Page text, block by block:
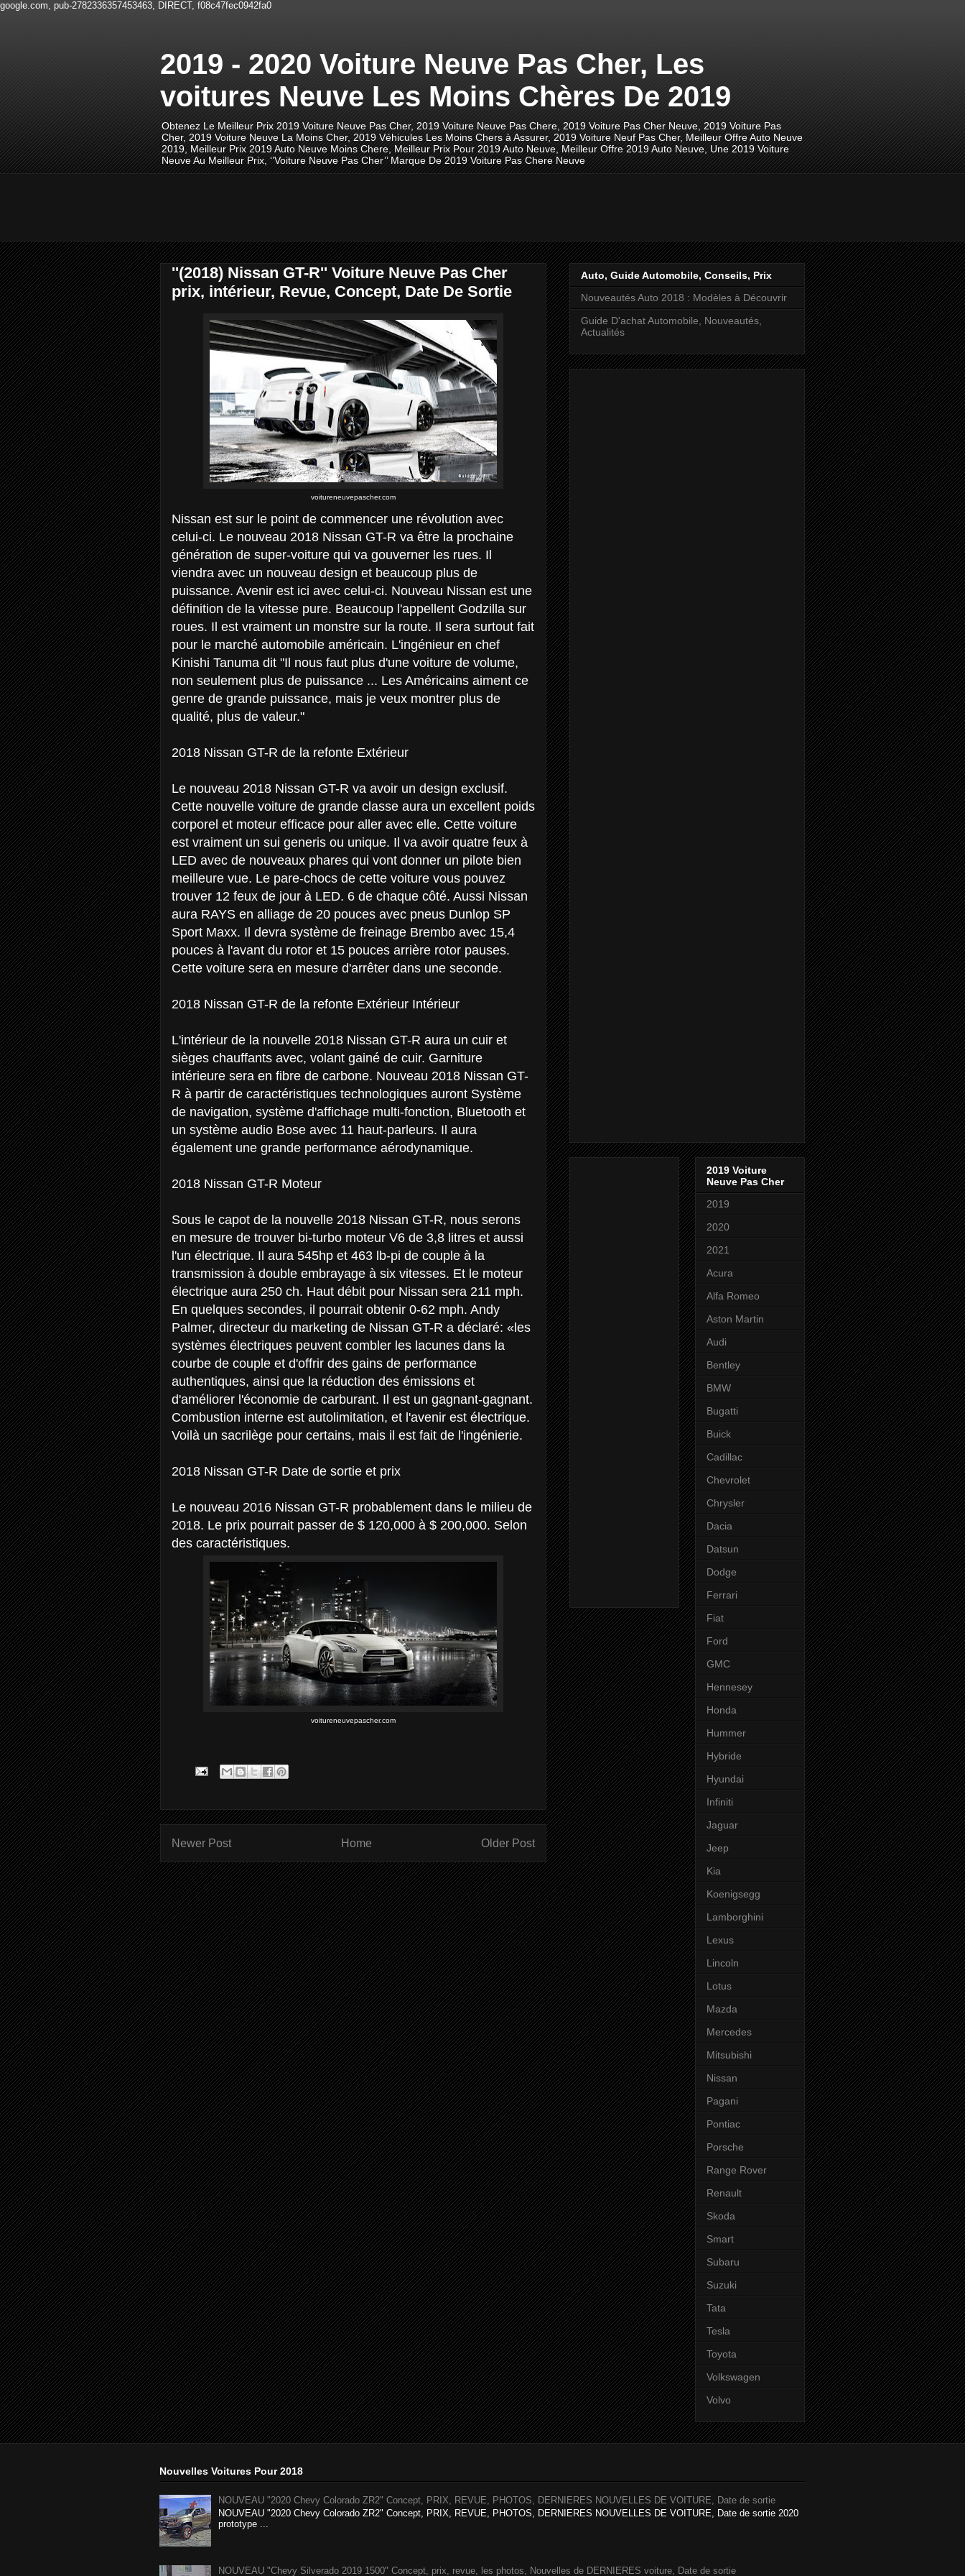
google.com, pub-2782336357453463, DIRECT, f08c47fec0942fa0
2019 - 2020 Voiture Neuve Pas Cher, Les
voitures Neuve Les Moins Chères De 2019
Obtenez Le Meilleur Prix 2019 Voiture Neuve Pas Cher, 2019 Voiture Neuve Pas Chere, 2019 Voiture Pas Cher Neuve, 2019 Voiture Pas
Cher, 2019 Voiture Neuve La Moins Cher, 2019 Véhicules Les Moins Chers à Assurer, 2019 Voiture Neuf Pas Cher, Meilleur Offre Auto Neuve
2019, Meilleur Prix 2019 Auto Neuve Moins Chere, Meilleur Prix Pour 2019 Auto Neuve, Meilleur Offre 2019 Auto Neuve, Une 2019 Voiture
Neuve Au Meilleur Prix, ‘’Voiture Neuve Pas Cher’’ Marque De 2019 Voiture Pas Chere Neuve
''(2018) Nissan GT-R'' Voiture Neuve Pas Cher
prix, intérieur, Revue, Concept, Date De Sortie
voitureneuvepascher.com
Nissan est sur le point de commencer une révolution avec
celui-ci. Le nouveau 2018 Nissan GT-R va être la prochaine
génération de super-voiture qui va gouverner les rues. Il
viendra avec un nouveau design et beaucoup plus de
puissance. Avenir est ici avec celui-ci. Nouveau Nissan est une
définition de la vitesse pure. Beaucoup l'appellent Godzilla sur
roues. Il est vraiment un monstre sur la route. Il sera surtout fait
pour le marché automobile américain. L'ingénieur en chef
Kinishi Tanuma dit "Il nous faut plus d'une voiture de volume,
non seulement plus de puissance ... Les Américains aiment ce
genre de grande puissance, mais je veux montrer plus de
qualité, plus de valeur."
2018 Nissan GT-R de la refonte Extérieur
Le nouveau 2018 Nissan GT-R va avoir un design exclusif.
Cette nouvelle voiture de grande classe aura un excellent poids
corporel et moteur efficace pour aller avec elle. Cette voiture
est vraiment un sui generis ou unique. Il va avoir quatre feux à
LED avec de nouveaux phares qui vont donner un pilote bien
meilleure vue. Le pare-chocs de cette voiture vous pouvez
trouver 12 feux de jour à LED. 6 de chaque côté. Aussi Nissan
aura RAYS en alliage de 20 pouces avec pneus Dunlop SP
Sport Maxx. Il devra système de freinage Brembo avec 15,4
pouces à l'avant du rotor et 15 pouces arrière rotor pauses.
Cette voiture sera en mesure d'arrêter dans une seconde.
2018 Nissan GT-R de la refonte Extérieur Intérieur
L'intérieur de la nouvelle 2018 Nissan GT-R aura un cuir et
sièges chauffants avec, volant gainé de cuir. Garniture
intérieure sera en fibre de carbone. Nouveau 2018 Nissan GT-
R à partir de caractéristiques technologiques auront Système
de navigation, système d'affichage multi-fonction, Bluetooth et
un système audio Bose avec 11 haut-parleurs. Il aura
également une grande performance aérodynamique.
2018 Nissan GT-R Moteur
Sous le capot de la nouvelle 2018 Nissan GT-R, nous serons
en mesure de trouver bi-turbo moteur V6 de 3,8 litres et aussi
l'un électrique. Il aura 545hp et 463 lb-pi de couple à la
transmission à double embrayage à six vitesses. Et le moteur
électrique aura 250 ch. Haut débit pour Nissan sera 211 mph.
En quelques secondes, il pourrait obtenir 0-62 mph. Andy
Palmer, directeur du marketing de Nissan GT-R a déclaré: «les
systèmes électriques peuvent combler les lacunes dans la
courbe de couple et d'offrir des gains de performance
authentiques, ainsi que la réduction des émissions et
d'améliorer l'économie de carburant. Il est un gagnant-gagnant.
Combustion interne est autolimitation, et l'avenir est électrique.
Voilà un sacrilège pour certains, mais il est fait de l'ingénierie.
2018 Nissan GT-R Date de sortie et prix
Le nouveau 2016 Nissan GT-R probablement dans le milieu de
2018. Le prix pourrait passer de $ 120,000 à $ 200,000. Selon
des caractéristiques.
voitureneuvepascher.com
Newer Post Older Post
Home
Auto, Guide Automobile, Conseils, Prix
Nouveautés Auto 2018 : Modèles à Découvrir
Guide D'achat Automobile, Nouveautés,
Actualités
2019 Voiture
Neuve Pas Cher
2019
2020
2021
Acura
Alfa Romeo
Aston Martin
Audi
Bentley
BMW
Bugatti
Buick
Cadillac
Chevrolet
Chrysler
Dacia
Datsun
Dodge
Ferrari
Fiat
Ford
GMC
Hennesey
Honda
Hummer
Hybride
Hyundai
Infiniti
Jaguar
Jeep
Kia
Koenigsegg
Lamborghini
Lexus
Lincoln
Lotus
Mazda
Mercedes
Mitsubishi
Nissan
Pagani
Pontiac
Porsche
Range Rover
Renault
Skoda
Smart
Subaru
Suzuki
Tata
Tesla
Toyota
Volkswagen
Volvo
Nouvelles Voitures Pour 2018
NOUVEAU "2020 Chevy Colorado ZR2" Concept, PRIX, REVUE, PHOTOS, DERNIERES NOUVELLES DE VOITURE, Date de sortie
NOUVEAU "2020 Chevy Colorado ZR2" Concept, PRIX, REVUE, PHOTOS, DERNIERES NOUVELLES DE VOITURE, Date de sortie 2020
prototype ...
NOUVEAU "Chevy Silverado 2019 1500" Concept, prix, revue, les photos, Nouvelles de DERNIERES voiture, Date de sortie